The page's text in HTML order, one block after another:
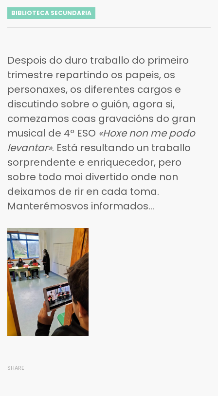
BIBLIOTECA SECUNDARIA
Despois do duro traballo do primeiro
trimestre repartindo os papeis, os
personaxes, os diferentes cargos e
discutindo sobre o guión, agora si,
comezamos coas gravacións do gran
musical de 4º ESO «Hoxe non me podo
levantar». Está resultando un traballo
sorprendente e enriquecedor, pero
sobre todo moi divertido onde non
deixamos de rir en cada toma.
Manterémosvos informados…
SHARE